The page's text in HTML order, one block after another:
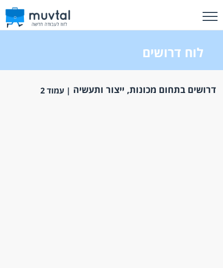
לוח דרושים
דרושים בתחום מכונות, ייצור ותעשיה | עמוד 2